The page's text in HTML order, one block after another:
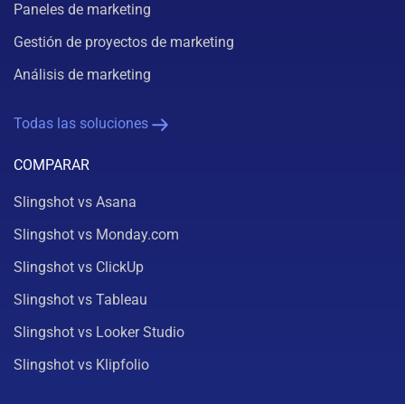
Paneles de marketing
Gestión de proyectos de marketing
Análisis de marketing
Todas las soluciones
COMPARAR
Slingshot vs Asana
Slingshot vs Monday.com
Slingshot vs ClickUp
Slingshot vs Tableau
Slingshot vs Looker Studio
Slingshot vs Klipfolio